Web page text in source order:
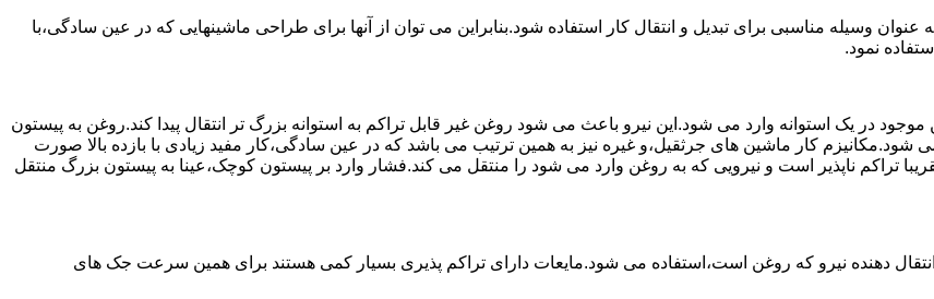
وسیله مناسبی برای تبدیل و انتقال کار استفاده شود.بنابراین می توان از آنها برای طراحی ماشینهایی که در عین سادگی،با
نمود.
در یک استوانه وارد می شود.این نیرو باعث می شود روغن غیر قابل تراکم به استوانه بزرگ تر انتقال پیدا کند.روغن به پیستون
شود.مکانیزم کار ماشین های جرثقیل،و غیره نیز به همین ترتیب می باشد که در عین سادگی،کار مفید زیادی با بازده بالا صورت
تراکم ناپذیر است و نیرویی که به روغن وارد می شود را منتقل می کند.فشار وارد بر پیستون کوچک،عینا به پیستون بزرگ منتقل
دهنده نیرو که روغن است،استفاده می شود.مایعات دارای تراکم پذیری بسیار کمی هستند برای همین سرعت جک های